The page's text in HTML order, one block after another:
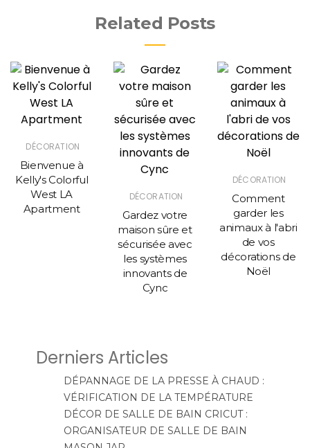
Related Posts
DÉCORATION
Bienvenue à
Kelly's Colorful
West LA
Apartment
DÉCORATION
Gardez votre
maison sûre et
sécurisée avec
les systèmes
innovants de
Cync
DÉCORATION
Comment
garder les
animaux à l'abri
de vos
décorations de
Noël
Derniers Articles
DÉPANNAGE DE LA PRESSE À CHAUD :
VÉRIFICATION DE LA TEMPÉRATURE
DÉCOR DE SALLE DE BAIN CRICUT :
ORGANISATEUR DE SALLE DE BAIN